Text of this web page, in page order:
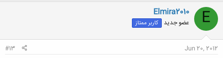
E
Elmira2010
عضو جدید کاربر ممتاز
Jun 20, 2012
#13